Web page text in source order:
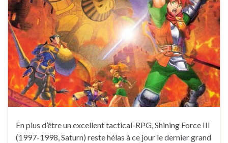
En plus d’être un excellent tactical-RPG, Shining Force III
(1997-1998, Saturn) reste hélas à ce jour le dernier grand